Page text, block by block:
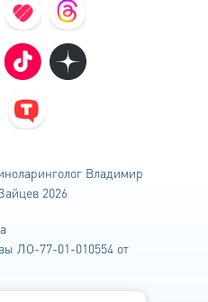
Владимир
2026
ЛО-77-01-010554 от